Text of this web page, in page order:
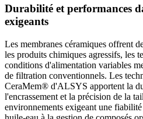
Durabilité et performances
exigeants
Les membranes céramiques offrent
les produits chimiques agressifs, les
conditions d'alimentation variables
de filtration conventionnels. Les
CeraMem® d'ALSYS apportent la
l'encrassement et la précision de la
environnements exigeant une